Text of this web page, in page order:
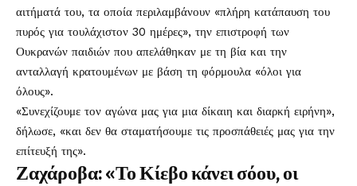
αιτήματά του, τα οποία περιλαμβάνουν «πλήρη κατάπαυση του
πυρός για τουλάχιστον 30 ημέρες», την επιστροφή των
Ουκρανών παιδιών που απελάθηκαν με τη βία και την
ανταλλαγή κρατουμένων με βάση τη φόρμουλα «όλοι για
όλους».
«Συνεχίζουμε τον αγώνα μας για μια δίκαιη και διαρκή ειρήνη»,
δήλωσε, «και δεν θα σταματήσουμε τις προσπάθειές μας για την
επίτευξή της».
Ζαχάροβα: «Το Κίεβο κάνει σόου, οι